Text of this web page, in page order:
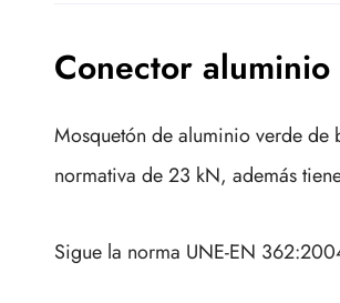
Conector aluminio
Mosquetón de aluminio verde de
normativa de 23 kN, además
Sigue la norma UNE-EN